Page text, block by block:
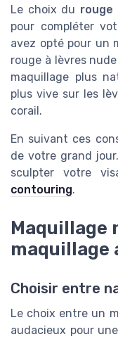
Le choix du rouge
pour compléter
avez opté pour un
rouge à lèvres
maquillage plus
plus vive sur les
corail.
En suivant ces
de votre grand
sculpter votre
contouring.
Maquillage
maquillage
Choisir entre
Le choix entre un
audacieux pour